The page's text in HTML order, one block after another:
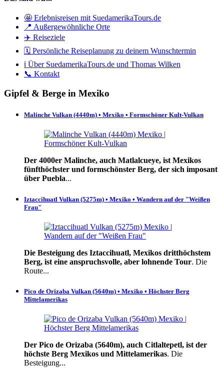
🤩 Erlebnisreisen mit SuedamerikaTours.de
📍 Außergewöhnliche Orte
✈️ Reiseziele
🗓️ Persönliche Reiseplanung zu deinem Wunschtermin
ℹ️ Über SuedamerikaTours.de und Thomas Wilken
📞 Kontakt
Gipfel & Berge in Mexiko
Malinche Vulkan (4440m) • Mexiko • Formschöner Kult-Vulkan
Der 4000er Malinche, auch Matlalcueye, ist Mexikos
fünfthöchster und formschönster Berg, der sich imposant
über Puebla...
Iztaccihuatl Vulkan (5275m) • Mexiko • Wandern auf der "Weißen
Frau"
Die Besteigung des Iztaccihuatl, Mexikos dritthöchstem
Berg, ist eine anspruchsvolle, aber lohnende Tour. Die
Route...
Pico de Orizaba Vulkan (5640m) • Mexiko • Höchster Berg
Mittelamerikas
Der Pico de Orizaba (5640m), auch Citlaltepetl, ist der
höchste Berg Mexikos und Mittelamerikas. Die
Besteigung...